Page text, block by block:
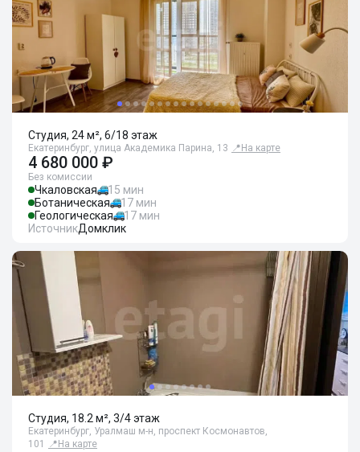
Студия, 24 м², 6/18 этаж
Екатеринбург, улица Академика Парина, 13 📍 На карте
4 680 000 ₽
Без комиссии
Чкаловская
15 мин
Ботаническая
17 мин
Геологическая
17 мин
ИсточникДомклик
Студия, 18.2 м², 3/4 этаж
Екатеринбург, Уралмаш м-н, проспект Космонавтов,
101
📍 На карте